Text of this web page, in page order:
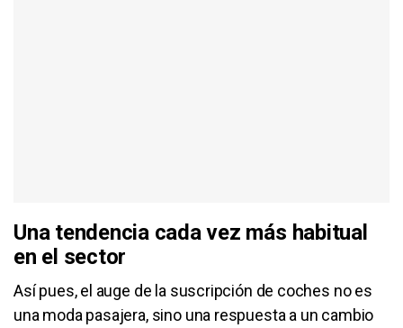
Una tendencia cada vez más habitual
en el sector
Así pues, el auge de la suscripción de coches no es
una moda pasajera, sino una respuesta a un cambio